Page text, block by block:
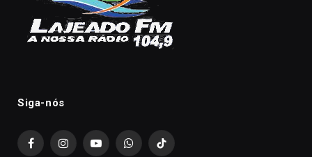
Siga-nós
FacebookInstagramYouTubeWhatsAppTikTok